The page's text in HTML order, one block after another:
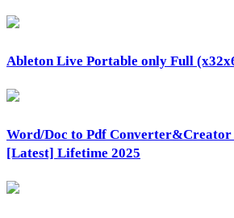
Ableton Live Portable only Full
Word/Doc to Pdf
[Latest] Lifetime 2025